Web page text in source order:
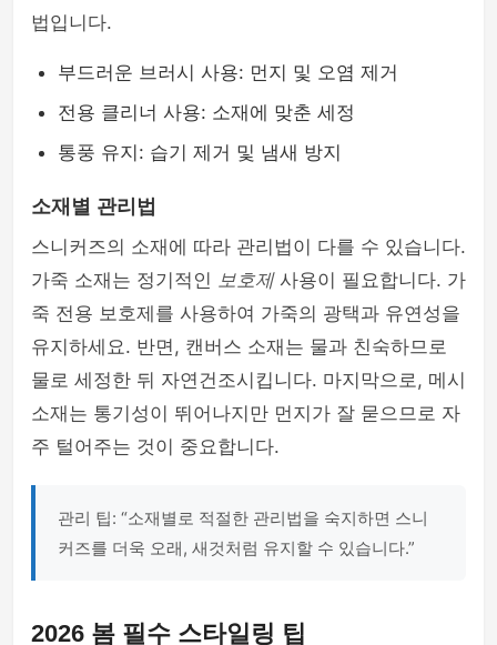
법입니다.
부드러운 브러시 사용: 먼지 및 오염 제거
전용 클리너 사용: 소재에 맞춘 세정
통풍 유지: 습기 제거 및 냄새 방지
소재별 관리법
스니커즈의 소재에 따라 관리법이 다를 수 있습니다.
가죽 소재는 정기적인 보호제사용이 필요합니다. 가
죽 전용 보호제를 사용하여 가죽의 광택과 유연성을
유지하세요. 반면, 캔버스 소재는 물과 친숙하므로
물로 세정한 뒤 자연건조시킵니다. 마지막으로, 메시
소재는 통기성이 뛰어나지만 먼지가 잘 묻으므로 자
주 털어주는 것이 중요합니다.
관리 팁: “소재별로 적절한 관리법을 숙지하면 스니
커즈를 더욱 오래, 새것처럼 유지할 수 있습니다.”
2026 봄 필수 스타일링 팁